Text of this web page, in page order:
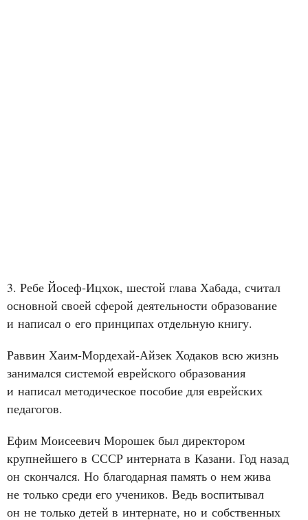
3. Ребе Йосеф‑Ицхок, шестой глава Хабада, считал
основной своей сферой деятельности образование
и написал о его принципах отдельную книгу.
Раввин Хаим‑Мордехай‑Айзек Ходаков всю жизнь
занимался системой еврейского образования
и написал методическое пособие для еврейских
педагогов.
Ефим Моисеевич Морошек был директором
крупнейшего в СССР интерната в Казани. Год назад
он скончался. Но благодарная память о нем жива
не только среди его учеников. Ведь воспитывал
он не только детей в интернате, но и собственных